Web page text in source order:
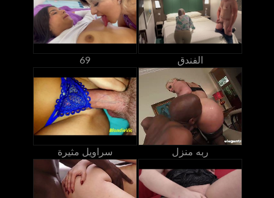
69 الفندق
سراويل مثيرة ربه منزل